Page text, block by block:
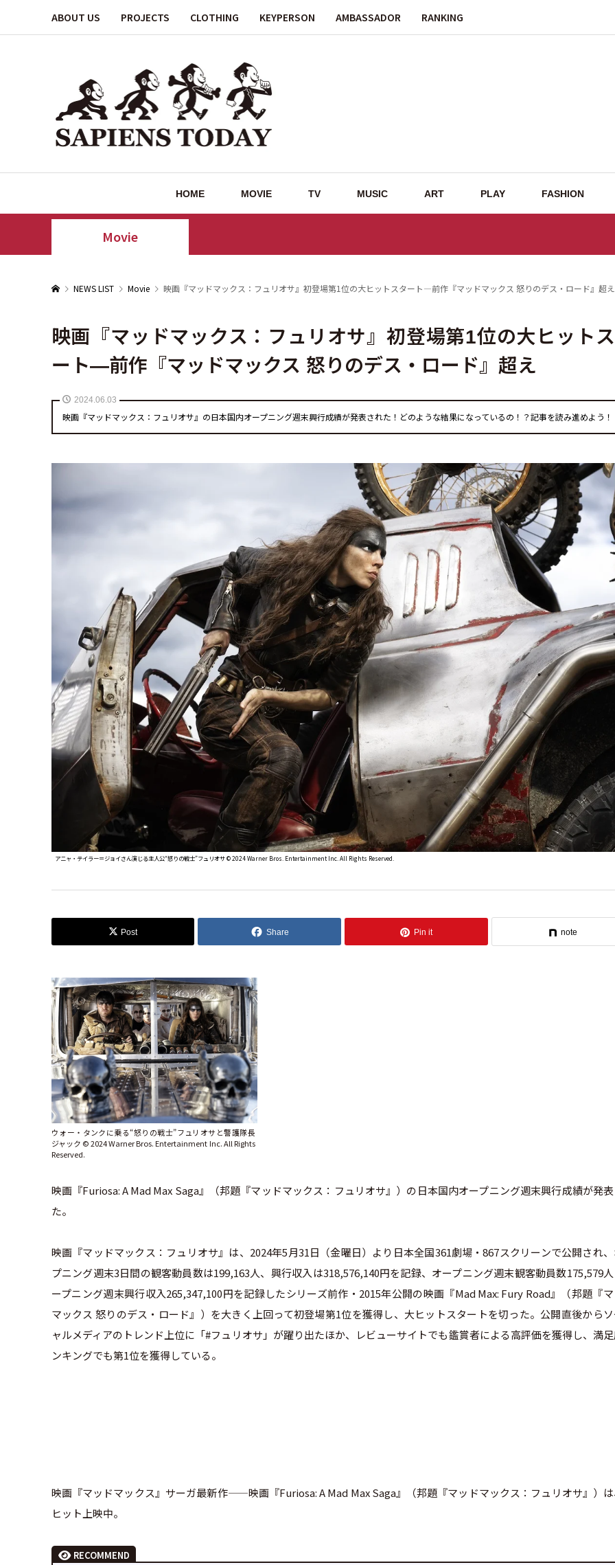
ABOUT US PROJECTS CLOTHING KEYPERSON AMBASSADOR RANKING
HOME MOVIE TV MUSIC ART PLAY FASHION
Movie
NEWS LIST Movie 映画『マッドマックス：フュリオサ』初登場第1位の大ヒットスタート—前作『マッドマックス 怒りのデス・ロード』超え
映画『マッドマックス：フュリオサ』初登場第1位の大ヒット
ート—前作『マッドマックス 怒りのデス・ロード』超え
2024.06.03
映画『マッドマックス：フュリオサ』の日本国内オープニング週末興行成績が発表された！どのような結果になっているの！？記事を読み進めよう！
アニャ・テイラー＝ジョイさん演じる主人公“怒りの戦士”フュリオサ ©︎ 2024 Warner Bros. Entertainment Inc. All Rights Reserved.
Post Share Pin it note
ウォー・タンクに乗る“怒りの戦士”フュリオサと警護隊長
ジャック ©︎ 2024 Warner Bros. Entertainment Inc. All Rights
Reserved.
映画『Furiosa: A Mad Max Saga』（邦題『マッドマックス：フュリオサ』）の日本国内オープニング週末興行成績が発
た。
映画『マッドマックス：フュリオサ』は、2024年5月31日（金曜日）より日本全国361劇場・867スクリーンで公開され
プニング週末3日間の観客動員数は199,163人、興行収入は318,576,140円を記録、オープニング週末観客動員数175,579
ープニング週末興行収入265,347,100円を記録したシリーズ前作・2015年公開の映画『Mad Max: Fury Road』（邦題『
マックス 怒りのデス・ロード』）を大きく上回って初登場第1位を獲得し、大ヒットスタートを切った。公開直後から
ャルメディアのトレンド上位に「#フュリオサ」が躍り出たほか、レビューサイトでも鑑賞者による高評価を獲得し、満
ンキングでも第1位を獲得している。
映画『マッドマックス』サーガ最新作——映画『Furiosa: A Mad Max Saga』（邦題『マッドマックス：フュリオサ』）
ヒット上映中。
RECOMMEND